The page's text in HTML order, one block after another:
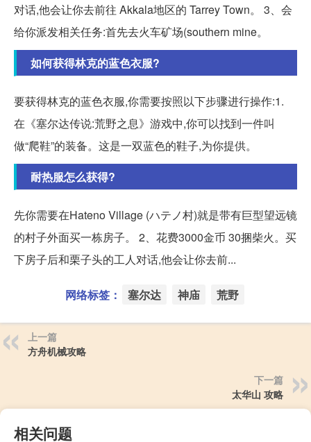
对话,他会让你去前往 Akkala地区的 Tarrey Town。 3、会
给你派发相关任务:首先去火车矿场(southern mine。
如何获得林克的蓝色衣服?
要获得林克的蓝色衣服,你需要按照以下步骤进行操作:1.
在《塞尔达传说:荒野之息》游戏中,你可以找到一件叫
做“爬鞋”的装备。这是一双蓝色的鞋子,为你提供。
耐热服怎么获得?
先你需要在Hateno Village (ハテノ村)就是带有巨型望远镜
的村子外面买一栋房子。 2、花费3000金币 30捆柴火。买
下房子后和栗子头的工人对话,他会让你去前...
网络标签： 塞尔达 神庙 荒野
上一篇
方舟机械攻略
下一篇
太华山 攻略
相关问题